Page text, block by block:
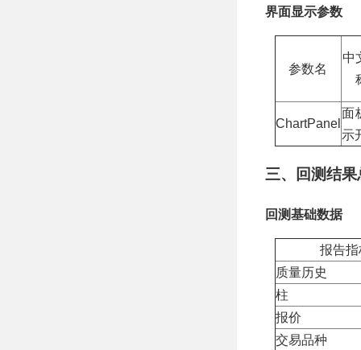
界面显示参数
参数名
中
ChartPanel
面
示
三、回测结果
回测基础数据
报告指
质量历史
柱
报价
交易品种